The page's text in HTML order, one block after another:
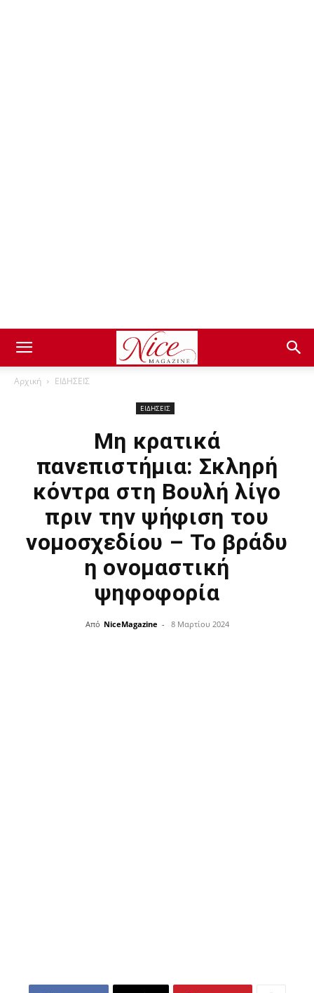
Αρχική ΕΙΔΗΣΕΙΣ
ΕΙΔΗΣΕΙΣ
Μη κρατικά
πανεπιστήμια: Σκληρή
κόντρα στη Βουλή λίγο
πριν την ψήφιση του
νομοσχεδίου – Το βράδυ
η ονομαστική
ψηφοφορία
Από NiceMagazine - 8 Μαρτίου 2024